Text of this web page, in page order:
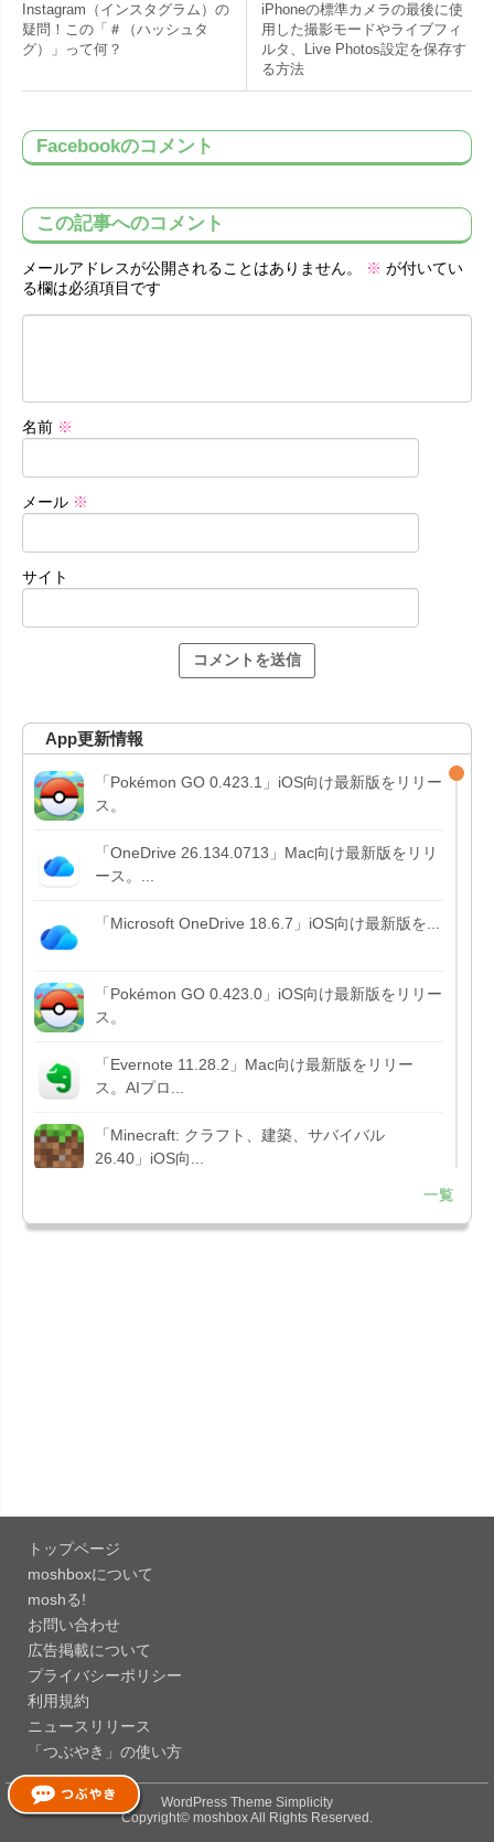
Instagram（インスタグラム）の
疑問！この「＃（ハッシュタ
グ）」って何？
iPhoneの標準カメラの最後に使
用した撮影モードやライブフィ
ルタ、Live Photos設定を保存す
る方法
Facebookのコメント
この記事へのコメント
メールアドレスが公開されることはありません。 ※ が付いてい
る欄は必須項目です
名前 ※
メール ※
サイト
App更新情報
「Pokémon GO 0.423.1」iOS向け最新版をリリー
ス。
「OneDrive 26.134.0713」Mac向け最新版をリリ
ース。...
「Microsoft OneDrive 18.6.7」iOS向け最新版を...
「Pokémon GO 0.423.0」iOS向け最新版をリリー
ス。
「Evernote 11.28.2」Mac向け最新版をリリー
ス。AIプロ...
「Minecraft: クラフト、建築、サバイバル
26.40」iOS向...
151.0.7922....
「Google 翻訳 10.31.311」iOS向け最新版をリリ
ース。
「Microsoft Excel 2.112.3」iOS向け最新版をリ
リ...
ー...
一覧
トップページ
moshboxについて
moshる!
お問い合わせ
広告掲載について
プライバシーポリシー
利用規約
ニュースリリース
「つぶやき」の使い方
WordPress Theme Simplicity
Copyright© moshboxAll Rights Reserved.